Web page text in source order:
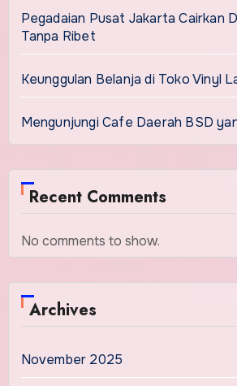
Pegadaian Pusat Jakarta Cairkan
Tanpa Ribet
Keunggulan Belanja di Toko Vinyl
Mengunjungi Cafe Daerah BSD
Recent Comments
No comments to show.
Archives
November 2025